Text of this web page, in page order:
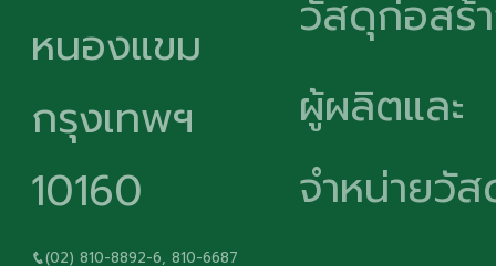
หนองแขม
กรุงเทพฯ
10160
(02) 810-8892-6, 810-6687
วัสดุก่อสร้
ผู้ผลิตและ
จำหน่ายวั